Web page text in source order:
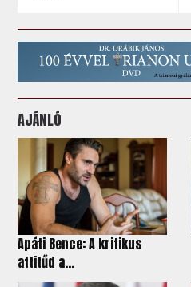
AJÁNLÓ
Apáti Bence: A kritikus
attitűd a...